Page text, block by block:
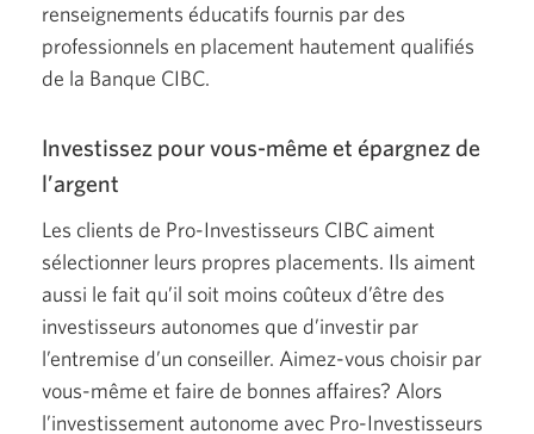
renseignements éducatifs fournis par des
professionnels en placement hautement qualifiés
de la Banque CIBC.
Investissez pour vous-même et épargnez de
l’argent
Les clients de Pro-Investisseurs CIBC aiment
sélectionner leurs propres placements. Ils aiment
aussi le fait qu’il soit moins coûteux d’être des
investisseurs autonomes que d’investir par
l’entremise d’un conseiller. Aimez-vous choisir par
vous-même et faire de bonnes affaires? Alors
l’investissement autonome avec Pro-Investisseurs